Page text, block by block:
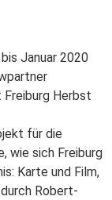
Januar 2020
Herbst
für die
wie sich Freiburg
Karte und Film,
Robert-